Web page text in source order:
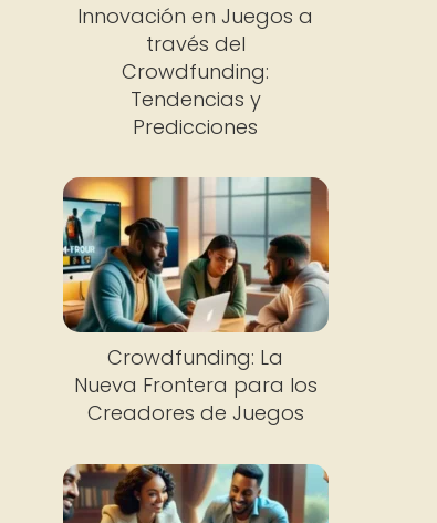
Innovación en Juegos a
través del
Crowdfunding:
Tendencias y
Predicciones
Crowdfunding: La
Nueva Frontera para los
Creadores de Juegos